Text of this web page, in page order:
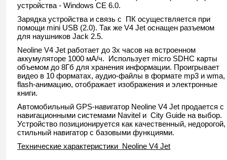
устройства - Windows CE 6.0.
Зарядка устройства и связь с ПК осуществляется при
помощи mini USB (2.0). Так же V4 Jet оснащен разъемом
для наушников Jack 2.5.
Neoline V4 Jet работает до 3х часов на встроенном
аккумуляторе 1000 мА/ч. Использует micro SDHC карты
объемом до 8Гб для хранения информации. Проигрывает
видео в 10 форматах, аудио-файлы в формате mp3 и wma,
flash-анимацию, отображает изображения и электронные
книги.
Автомобильный GPS-навигатор Neoline V4 Jet продается с
навигационными системами Navitel и City Guide на выбор.
Устройство позиционируется как качественный, недорогой,
стильный навигатор с базовыми функциями.
Технические характеристики Neoline V4 Jet